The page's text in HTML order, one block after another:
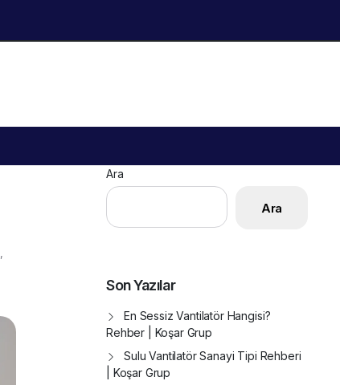
,
Ara
Ara
Son Yazılar
En Sessiz Vantilatör Hangisi?
Rehber | Koşar Grup
Sulu Vantilatör Sanayi Tipi Rehberi
| Koşar Grup